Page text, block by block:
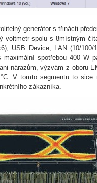
generátor s třinácti
voltmetr spolu s 8místným
USB Device, LAN (10/100/
maximální spotřebou 400 W
nárazům, výzvám z oboru
V tomto segmentu to sice
zákazníka.